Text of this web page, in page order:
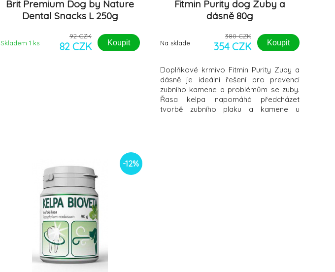
Brit Premium Dog by Nature
Dental Snacks L 250g
Skladem 1 ks
92 CZK
82 CZK Koupit
Fitmin Purity dog Zuby a
dásně 80g
Na sklade
380 CZK
354 CZK Koupit
Doplňkové krmivo Fitmin Purity Zuby a
dásně je ideální řešení pro prevenci
zubního kamene a problémům se zuby.
Řasa kelpa napomáhá předcházet
tvorbě zubního plaku a kamene u
-12%